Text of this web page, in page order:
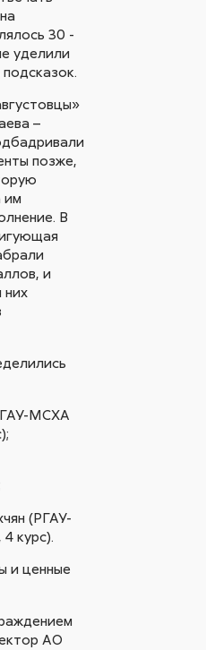
30 -
уделили
–
позже,
им
В
и
них
МСХА
(РГАУ-
курс).
и ценные
АО